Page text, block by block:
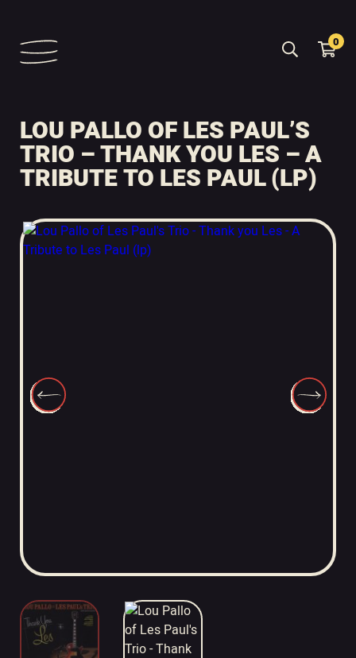
0
LOU PALLO OF LES PAUL’S
TRIO – THANK YOU LES – A
TRIBUTE TO LES PAUL (LP)